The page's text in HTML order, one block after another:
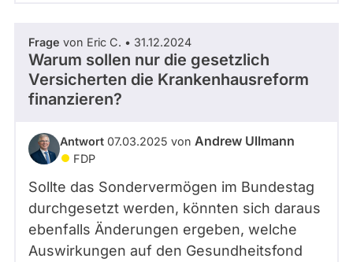
Frage von Eric C. • 31.12.2024
Warum sollen nur die gesetzlich
Versicherten die Krankenhausreform
finanzieren?
Antwort 07.03.2025 von Andrew Ullmann
FDP
Sollte das Sondervermögen im Bundestag
durchgesetzt werden, könnten sich daraus
ebenfalls Änderungen ergeben, welche
Auswirkungen auf den Gesundheitsfond